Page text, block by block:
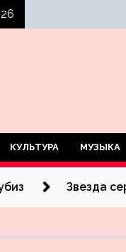
КУЛЬТУРА МУЗЫКА
Звезда